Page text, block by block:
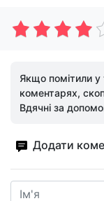
Якщо помітили у
коментарях,
Вдячні за
Додати